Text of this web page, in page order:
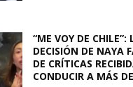
“ME VOY DE CHILE”:
DECISIÓN DE NAYA
DE CRÍTICAS
CONDUCIR A MÁS